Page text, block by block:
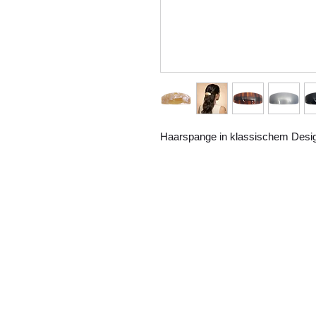
Haarspange in klassischem